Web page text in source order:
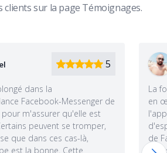
clients sur la page Témoignages.
Gonzalo 5
La fonctionnalité de localisation est mise
en œuvre au plus haut niveau -
l'application est plus un logiciel
d'espionnage à part entière qu'un pirate
de Facebook : tous les mouvements de la
personne suivie sont enregistrés, et si